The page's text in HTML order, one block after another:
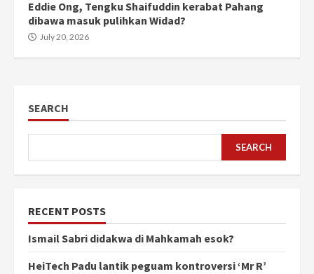
Eddie Ong, Tengku Shaifuddin kerabat Pahang
dibawa masuk pulihkan Widad?
July 20, 2026
SEARCH
SEARCH
RECENT POSTS
Ismail Sabri didakwa di Mahkamah esok?
HeiTech Padu lantik peguam kontroversi ‘Mr R’